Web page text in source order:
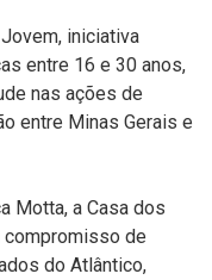
iniciativa
entre 16 e 30 anos,
nas ações de
entre Minas Gerais e
Motta, a Casa dos
compromisso de
do Atlântico,